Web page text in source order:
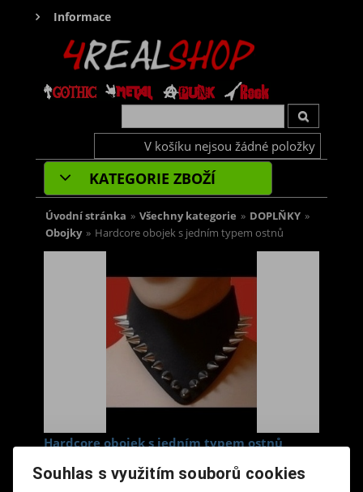
Informace
V košíku nejsou žádné položky
KATEGORIE ZBOŽÍ
Úvodní stránka » Všechny kategorie » DOPLŇKY »
Obojky » Hardcore obojek s jedním typem ostnů
Hardcore obojek s jedním typem ostnů
Cena s DPH: 690 Kč
Souhlas s využitím souborů cookies